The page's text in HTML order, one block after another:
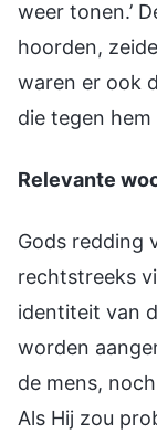
weer tonen.’
hoorden,
waren er ook
die tegen hem
Relevante
Gods redding
rechtstreeks
identiteit van
worden
de mens,
Als Hij zou